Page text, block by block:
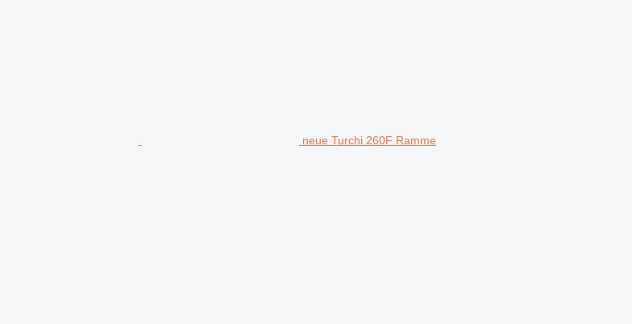
neue Turchi 260F Ramme